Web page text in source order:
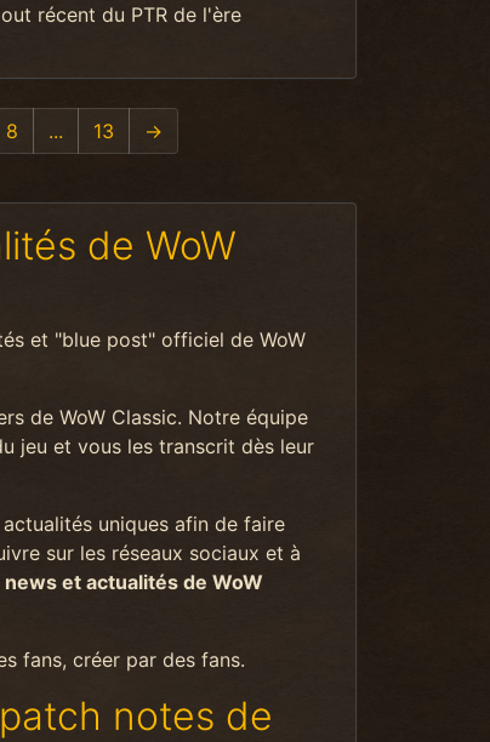
récent du PTR de l'ère
8 ... 13 →
de WoW
et "blue post" officiel de WoW
de WoW Classic. Notre équipe
jeu et vous les transcrit dès leur
uniques afin de faire
sur les réseaux sociaux et à
et actualités de WoW
fans, créer par des fans.
notes de